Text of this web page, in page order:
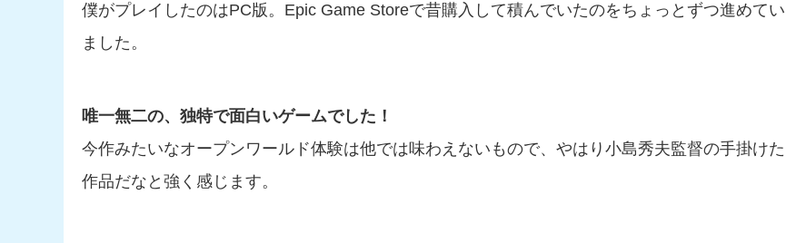
僕がプレイしたのはPC版。Epic Game Storeで昔購入して積んでいたのをちょっとずつ進めてい
ました。
唯一無二の、独特で面白いゲームでした！
今作みたいなオープンワールド体験は他では味わえないもので、やはり小島秀夫監督の手掛けた
作品だなと強く感じます。